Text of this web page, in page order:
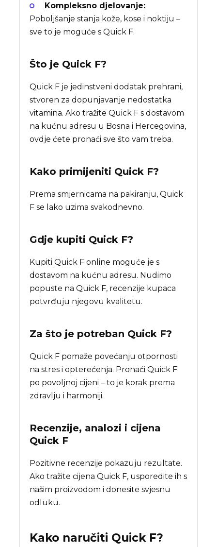
Kompleksno djelovanje:
Poboljšanje stanja kože, kose i noktiju –
sve to je moguće s Quick F.
Što je Quick F?
Quick F je jedinstveni dodatak prehrani,
stvoren za dopunjavanje nedostatka
vitamina. Ako tražite Quick F s dostavom
na kućnu adresu u Bosna i Hercegovina,
ovdje ćete pronaći sve što vam treba.
Kako primijeniti Quick F?
Prema smjernicama na pakiranju, Quick
F se lako uzima svakodnevno.
Gdje kupiti Quick F?
Kupiti Quick F online moguće je s
dostavom na kućnu adresu. Nudimo
popuste na Quick F, recenzije kupaca
potvrđuju njegovu kvalitetu.
Za što je potreban Quick F?
Quick F pomaže povećanju otpornosti
na stres i opterećenja. Pronaći Quick F
po povoljnoj cijeni – to je korak prema
zdravlju i harmoniji.
Recenzije, analozi i cijena
Quick F
Pozitivne recenzije pokazuju rezultate.
Ako tražite cijena Quick F, usporedite ih s
našim proizvodom i donesite svjesnu
odluku.
Kako naručiti Quick F?